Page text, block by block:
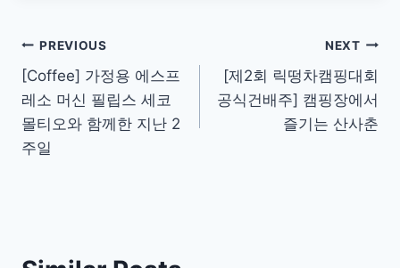
Post
navigation
PREVIOUS
[Coffee] 가정용 에스프
레소 머신 필립스 세코
몰티오와 함께한 지난 2
주일
NEXT
[제2회 릭떵차캠핑대회
공식건배주] 캠핑장에서
즐기는 산사춘